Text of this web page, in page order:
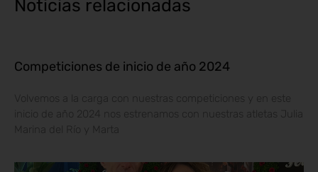
Noticias relacionadas
Competiciones de inicio de año 2024
Volvemos a la carga con nuestras competiciones y en este
inicio de año 2024 nos estrenamos con nuestras atletas Julia